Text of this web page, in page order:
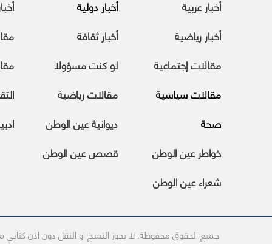
أخبار عربية
أخبار دولية
أخبار رياضية
أخبار ثقافة
مقالات إجتماعية
لو كنت مسؤولا
مقالات سياسية
مقالات رياضية
صحة
ديوانية عين الوطن
خواطر عين الوطن
قصص عين الوطن
شعراء عين الوطن
جميع الحقوق محفوظة. لا يجوز النسخ او النقل دون اذن